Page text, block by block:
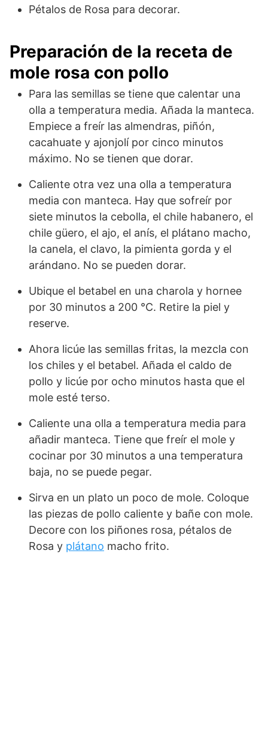
Pétalos de Rosa para decorar.
Preparación de la receta de
mole rosa con pollo
Para las semillas se tiene que calentar una
olla a temperatura media. Añada la manteca.
Empiece a freír las almendras, piñón,
cacahuate y ajonjolí por cinco minutos
máximo. No se tienen que dorar.
Caliente otra vez una olla a temperatura
media con manteca. Hay que sofreír por
siete minutos la cebolla, el chile habanero, el
chile güero, el ajo, el anís, el plátano macho,
la canela, el clavo, la pimienta gorda y el
arándano. No se pueden dorar.
Ubique el betabel en una charola y hornee
por 30 minutos a 200 °C. Retire la piel y
reserve.
Ahora licúe las semillas fritas, la mezcla con
los chiles y el betabel. Añada el caldo de
pollo y licúe por ocho minutos hasta que el
mole esté terso.
Caliente una olla a temperatura media para
añadir manteca. Tiene que freír el mole y
cocinar por 30 minutos a una temperatura
baja, no se puede pegar.
Sirva en un plato un poco de mole. Coloque
las piezas de pollo caliente y bañe con mole.
Decore con los piñones rosa, pétalos de
Rosa y plátano macho frito.